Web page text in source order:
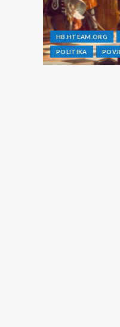
HB.HTEAM.ORG
POLITIKA